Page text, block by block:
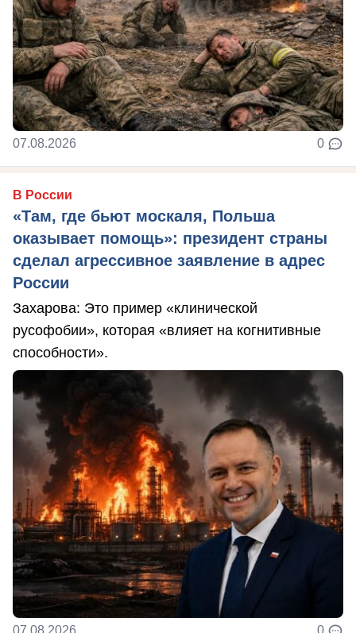
07.08.2026 0
В России
«Там, где бьют москаля, Польша
оказывает помощь»: президент страны
сделал агрессивное заявление в адрес
России
Захарова: Это пример «клинической
русофобии», которая «влияет на когнитивные
способности».
07.08.2026 0